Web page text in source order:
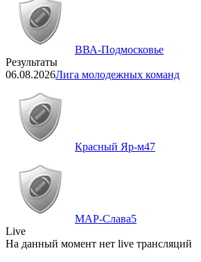
ВВА-Подмосковье
Результаты
06.08.2026Лига молодежных команд
Красный Яр-м47
МАР-Слава5
Live
На данный момент нет live трансляций